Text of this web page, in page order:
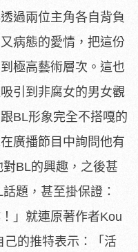
過兩位主角各自背負
病態的愛情，把這份
極高藝術層次。這也
引到非腐女的男女觀
BL形象完全不搭嘎的
廣播節目中詢問他有
BL的興趣，之後甚
話題，甚至掛保證：
」就連原著作者Kou
己的推特表示：「活